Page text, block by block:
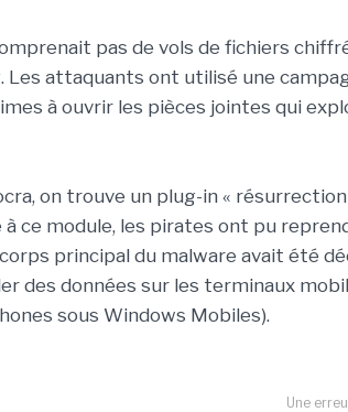
pas de vols de fichiers
Les attaquants ont utilisé une
à ouvrir les pièces jointes qui
on trouve un plug-in «
à ce module, les pirates ont pu
principal du malware avait été
des données sur les terminaux
sous Windows Mobiles).
Une